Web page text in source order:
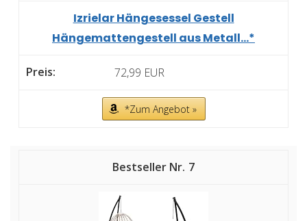
Izrielar Hängesessel Gestell
Hängemattengestell aus Metall...*
72,99 EUR
*Zum Angebot »
7